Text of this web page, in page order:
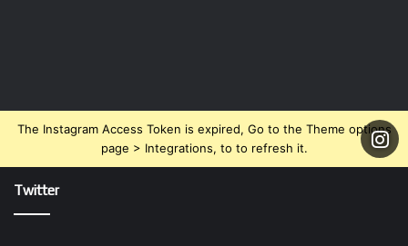
The Instagram Access Token is expired, Go to the Theme options
page > Integrations, to to refresh it.
Twitter